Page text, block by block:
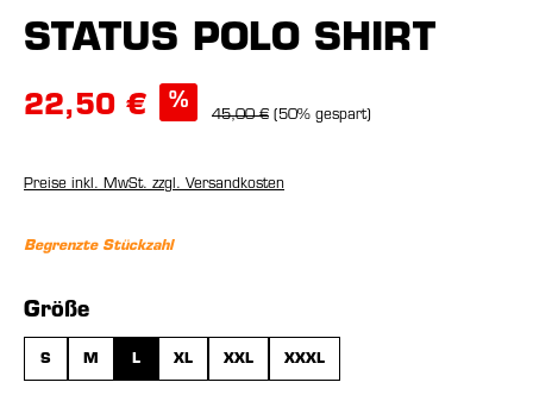
STATUS POLO SHIRT
22,50 € %
45,00 € (50% gespart)
Preise inkl. MwSt. zzgl. Versandkosten
Begrenzte Stückzahl
Größeauswählen
S M L XL XXL XXXL